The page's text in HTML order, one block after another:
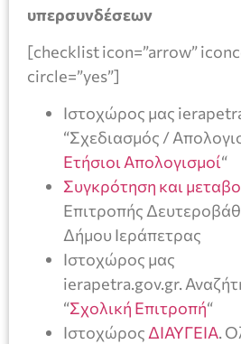
υπερσυνδέσεων
[checklist icon=”arrow”
circle=”yes”]
Ιστοχώρος μας
“Σχεδιασμός /
Ετήσιοι Απολογισμοί“
Συγκρότηση και
Επιτροπής
Δήμου Ιεράπετρας
Ιστοχώρος μας
ierapetra.gov.gr.
“Σχολική Επιτροπή“
ΙστοχώροςΔΙΑΥΓΕΙΑ.